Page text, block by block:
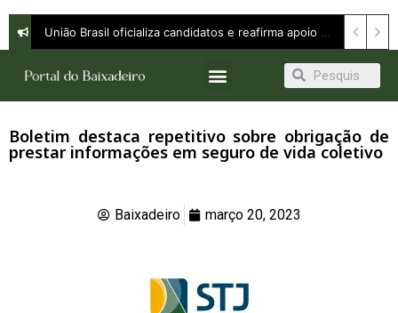
Boletim destaca repetitivo sobre obrigação de
prestar informações em seguro de vida coletivo
Baixadeiro março 20, 2023